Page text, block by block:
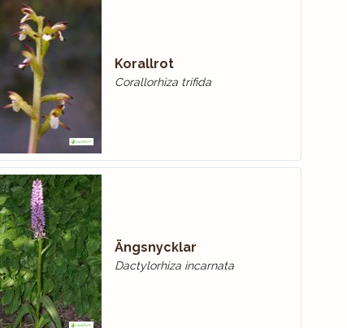
Korallrot
Corallorhiza trifida
Ängsnycklar
Dactylorhiza incarnata